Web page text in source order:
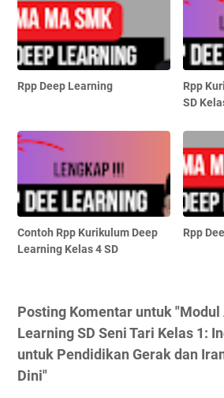
Rpp Deep Learning
Rpp
SD
Contoh Rpp Kurikulum Deep
Learning Kelas 4 SD
Rpp
Posting Komentar untuk "Modul
Learning SD Seni Tari Kelas 1:
untuk Pendidikan Gerak dan
Dini"